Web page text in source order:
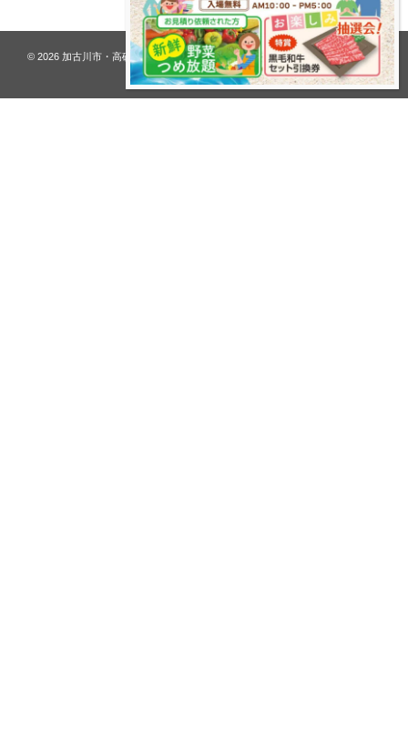
© 2026 加古川市・高砂市 夢リフォーム ウオハシ – 創業128年の老舗. All rights
reserved.